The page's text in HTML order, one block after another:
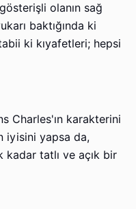
olanın sağ
baktığında ki
ki kıyafetleri; hepsi
Charles'ın karakterini
iyisini yapsa da,
kadar tatlı ve açık bir